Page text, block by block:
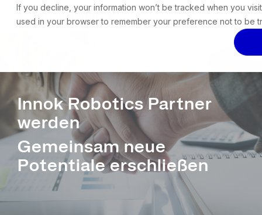
If you decline, your information won’t be tracked when you
used in your browser to remember your preference not to be
Skip
Innok Robotics Partner
werden
Gemeinsam neue
Potentiale erschließen